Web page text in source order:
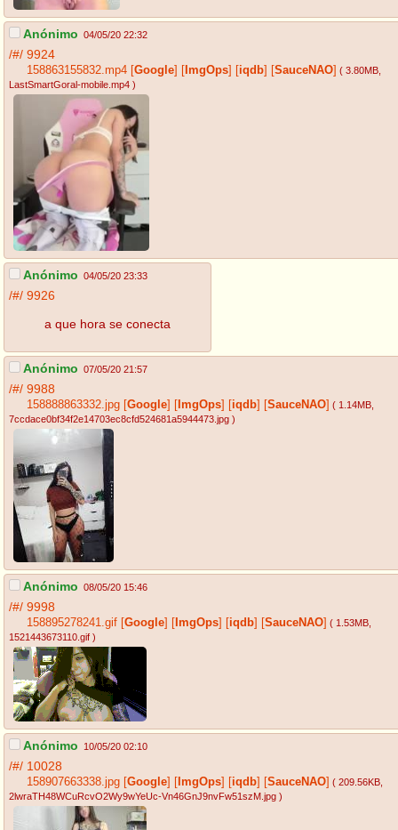
Anónimo 04/05/20 22:32
/#/ 9924
158863155832.mp4 [Google] [ ImgOps] [iqdb] [SauceNAO] ( 3.80MB
LastSmartGoral-mobile.mp4 )
Anónimo 04/05/20 23:33
/#/ 9926
a que hora se conecta
Anónimo 07/05/20 21:57
/#/ 9988
158888863332.jpg [Google] [ ImgOps] [iqdb] [SauceNAO] ( 1.14MB
7ccdace0bf34f2e14703ec8cfd524681a5944473.jpg )
Anónimo 08/05/20 15:46
/#/ 9998
158895278241.gif [Google] [ ImgOps] [iqdb] [SauceNAO] ( 1.53MB
1521443673110.gif )
Anónimo 10/05/20 02:10
/#/ 10028
158907663338.jpg [Google] [ ImgOps] [iqdb] [SauceNAO] ( 209.56KB
2lwraTH48WCuRcvO2Wy9wYeUc-Vn46GnJ9nvFw51szM.jpg )